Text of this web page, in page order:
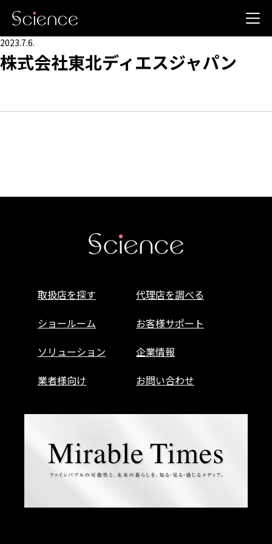
2023.7.6.
株式会社東北ディエスジャパン
取扱店を探す
代理店を調べる
ショールーム
お客様サポート
ソリューション
企業情報
業者様向け
お問い合わせ